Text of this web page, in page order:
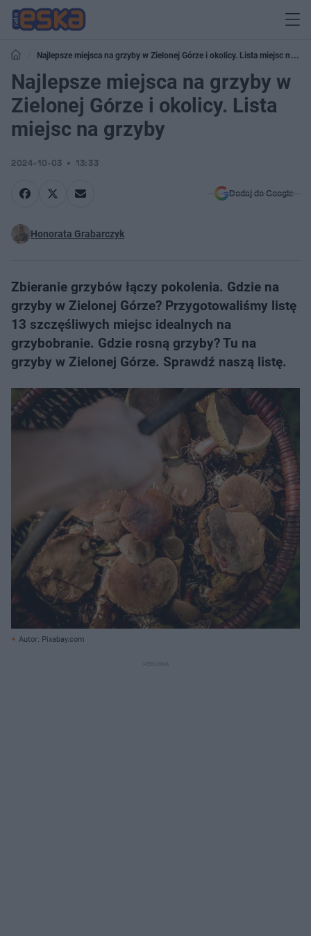
Najlepsze miejsca na grzyby w Zielonej Górze i okolicy. Lista miejsc na
grzyby
Najlepsze miejsca na grzyby w
Zielonej Górze i okolicy. Lista
miejsc na grzyby
2024-10-03 13:33
Dodaj do Google
Honorata Grabarczyk
Zbieranie grzybów łączy pokolenia. Gdzie na
grzyby w Zielonej Górze? Przygotowaliśmy listę
13 szczęśliwych miejsc idealnych na
grzybobranie. Gdzie rosną grzyby? Tu na
grzyby w Zielonej Górze. Sprawdź naszą listę.
Autor: Pixabay.com